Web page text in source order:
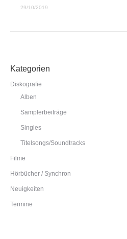
29/10/2019
Kategorien
Diskografie
Alben
Samplerbeiträge
Singles
Titelsongs/Soundtracks
Filme
Hörbücher / Synchron
Neuigkeiten
Termine